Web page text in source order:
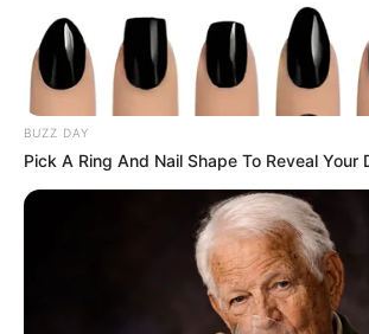
BUZZ DAY
Pick A Ring And Nail Shape To Reveal Your